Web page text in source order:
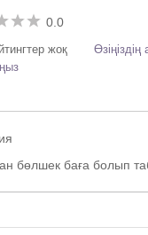
0.0
жоқ
Өзіңіздің
бөлшек баға болып